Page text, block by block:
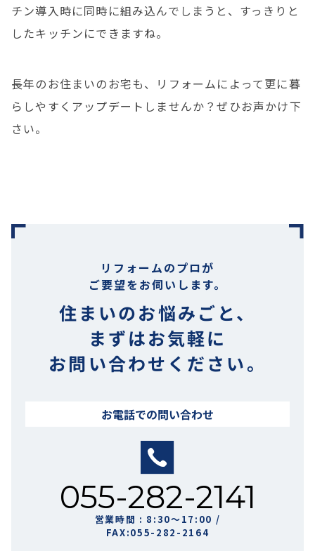
チン導入時に同時に組み込んでしまうと、すっきりと
したキッチンにできますね。
長年のお住まいのお宅も、リフォームによって更に暮
らしやすくアップデートしませんか？ぜひお声かけ下
さい。
リフォームのプロが
ご要望をお伺いします。
住まいのお悩みごと、
まずはお気軽に
お問い合わせください。
お電話での問い合わせ
055-282-2141
営業時間 : 8:30〜17:00 /
FAX:055-282-2164